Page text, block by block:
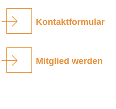
Kontaktformular
Mitglied werden